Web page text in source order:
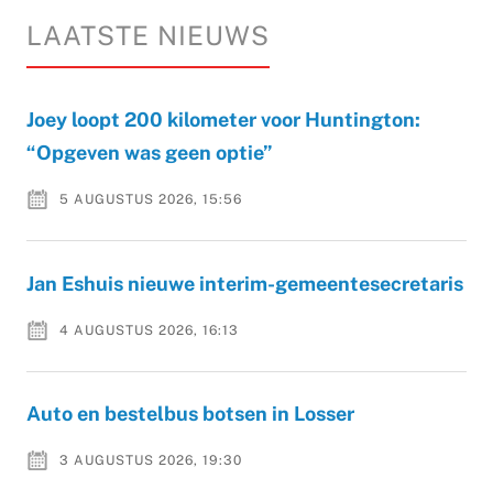
LAATSTE NIEUWS
Joey loopt 200 kilometer voor Huntington:
“Opgeven was geen optie”
5 AUGUSTUS 2026, 15:56
Jan Eshuis nieuwe interim-gemeentesecretaris
4 AUGUSTUS 2026, 16:13
Auto en bestelbus botsen in Losser
3 AUGUSTUS 2026, 19:30